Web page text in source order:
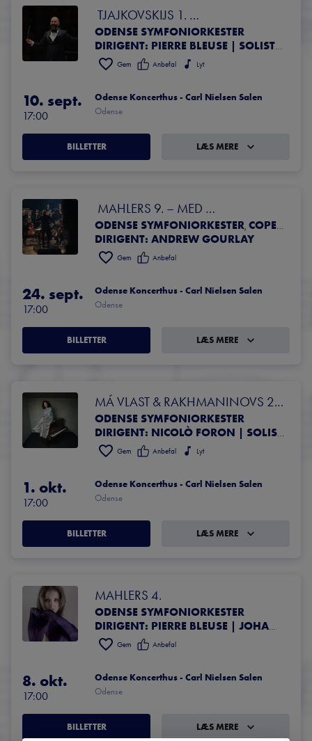
TJAJKOVSKIJS 1.
KLAVERKONCERT & 5. SYMFONI
ODENSE SYMFONIORKESTER
DIRIGENT: PIERRE BLEUSE | SOLIST: ALEXANDER GAVRYLYUK, KLAVER
Gem Anbefal Lyt
10. sept.
17:00
Odense Koncerthus - Carl Nielsen Salen
Odense
BILLETTER LÆS MERE
MAHLERS 9. – MED
COPENHAGEN PHIL & ODENSE
SYMFONIORKESTER
ODENSE SYMFONIORKESTER, COPENHAGEN PHIL - HELE SJÆLLANDS SYMFONIORKESTER
DIRIGENT: ANDREW GOURLAY
Gem Anbefal
24. sept.
17:00
Odense Koncerthus - Carl Nielsen Salen
Odense
BILLETTER LÆS MERE
MÁ VLAST & RAKHMANINOVS 2.
KLAVERKONCERT
ODENSE SYMFONIORKESTER
DIRIGENT: NICOLÒ FORON | SOLIST: MARIANNA SHIRINYAN, KLAVER
Gem Anbefal Lyt
1. okt.
17:00
Odense Koncerthus - Carl Nielsen Salen
Odense
BILLETTER LÆS MERE
MAHLERS 4.
ODENSE SYMFONIORKESTER
DIRIGENT: PIERRE BLEUSE | JOHANNES MOSER, CELLO | SUSANNA ANDERSSON, SOPRAN
Gem Anbefal
8. okt.
17:00
Odense Koncerthus - Carl Nielsen Salen
Odense
BILLETTER LÆS MERE